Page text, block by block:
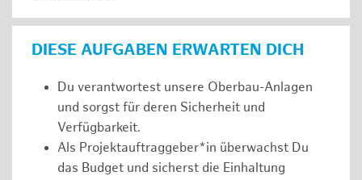
DIESE AUFGABEN ERWARTEN DICH
Du verantwortest unsere Oberbau-Anlagen
und sorgst für deren Sicherheit und
Verfügbarkeit.
Als Projektauftraggeber*in überwachst Du
das Budget und sicherst die Einhaltung